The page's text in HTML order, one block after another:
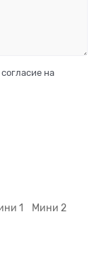
на
1
Мини 2